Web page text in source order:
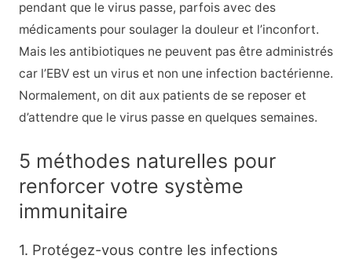
pendant que le virus passe, parfois avec des
médicaments pour soulager la douleur et l’inconfort.
Mais les antibiotiques ne peuvent pas être administrés
car l’EBV est un virus et non une infection bactérienne.
Normalement, on dit aux patients de se reposer et
d’attendre que le virus passe en quelques semaines.
5 méthodes naturelles pour
renforcer votre système
immunitaire
1. Protégez-vous contre les infections